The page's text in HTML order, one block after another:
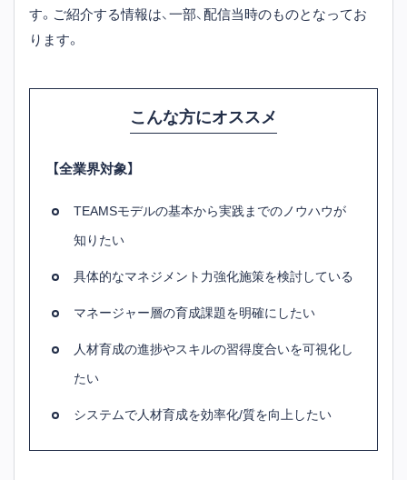
す。ご紹介する情報は、一部、配信当時のものとなってお
ります。
こんな方にオススメ
【全業界対象】
TEAMSモデルの基本から実践までのノウハウが
知りたい
具体的なマネジメント力強化施策を検討している
マネージャー層の育成課題を明確にしたい
人材育成の進捗やスキルの習得度合いを可視化し
たい
システムで人材育成を効率化/質を向上したい